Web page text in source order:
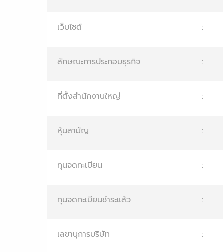
เว็บไซต์ :
ลักษณะการประกอบธุรกิจ :
ที่ตั้งสำนักงานใหญ่ :
หุ้นสามัญ :
ทุนจดทะเบียน :
ทุนจดทะเบียนชำระแล้ว :
เลขานุการบริษัท :